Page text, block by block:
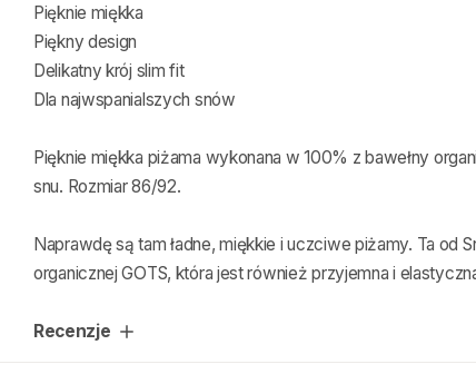
Pięknie miękka
Piękny design
Delikatny krój slim fit
Dla najwspanialszych snów
Pięknie miękka piżama wykonana w 100% z bawełny
snu. Rozmiar 86/92.
Naprawdę są tam ładne, miękkie i uczciwe piżamy. Ta od
organicznej GOTS, która jest również przyjemna i
Recenzje